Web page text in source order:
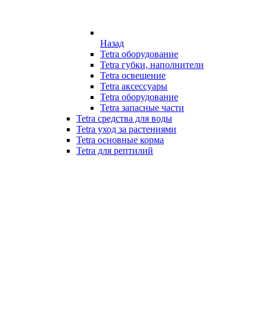
Назад
Tetra оборудование
Tetra губки, наполнители
Tetra освещение
Tetra аксессуары
Tetra оборудование
Tetra запасные части
Tetra средства для воды
Tetra уход за растениями
Tetra основные корма
Tetra для рептилий